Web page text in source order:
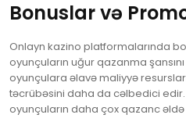
Bonuslar və
Onlayn kazino platformalarında
oyunçuların uğur qazanma
oyunçulara əlavə maliyyə
təcrübəsini daha da cəlbedici edir.
oyunçuların daha çox qazanc